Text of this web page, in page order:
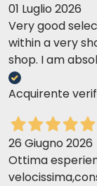
01 Luglio 2026
Very good
within a very
shop. I am
Acquirente
26 Giugno 2026
Ottima